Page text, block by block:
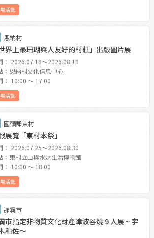
活動
恩納村
世界上最珊瑚與人友好的村莊」出版圖片展
： 2026.07.18〜2026.08.19
：恩納村文化信息中心
： 10:00 〜 17:00
活動
國頭郡東村
展覽「東村本祭」
： 2026.07.25〜2026.08.30
：東村立山與水之生活博物館
： 10:00 〜 18:00
活動
那霸市
市指定非物質文化財產津波谷燒 9 人展 ~ 宇
和佐〜